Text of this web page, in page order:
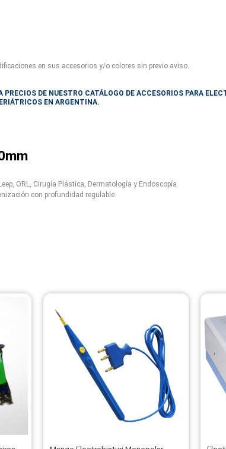
en sus accesorios y/o colores sin previo aviso.
DE NUESTRO CATÁLOGO DE ACCESORIOS PARA
EN ARGENTINA.
ORL, Cirugía Plástica, Dermatología y Endoscopía.
con profundidad regulable.